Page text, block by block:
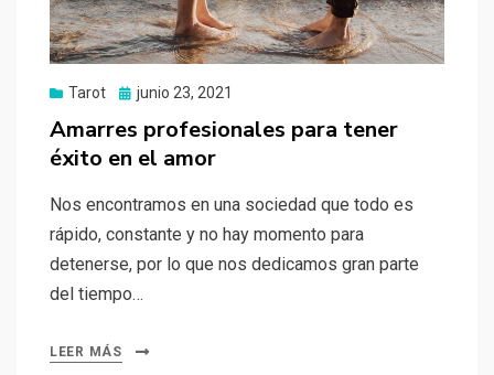
Tarot
Publicado
junio 23, 2021
Amarres profesionales para tener
éxito en el amor
Nos encontramos en una sociedad que todo es
rápido, constante y no hay momento para
detenerse, por lo que nos dedicamos gran parte
del tiempo…
LEER MÁS